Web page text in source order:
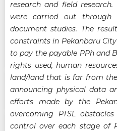
research and field
were carried out through
document studies. The
constraints in Pekanbaru
to pay the payable PPh and
rights used, human
land/land that is far from
announcing physical data
efforts made by the
overcoming PTSL
control over each stage of